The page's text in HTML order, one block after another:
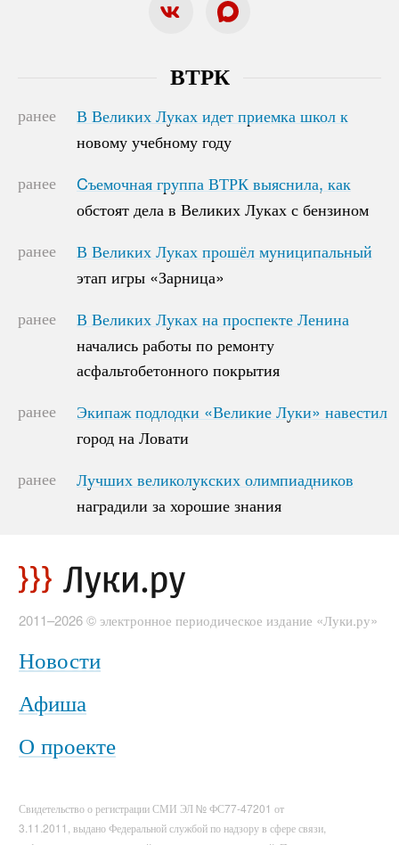
ВТРК
ранее
В Великих Луках идет приемка школ к
новому учебному году
В Великих Луках идет приемка школ к
новому учебному году
ранее
Cъемочная группа ВТРК выяснила, как
обстоят дела в Великих Луках с бензином
Cъемочная группа ВТРК выяснила, как
обстоят дела в Великих Луках с бензином
ранее
В Великих Луках прошёл муниципальный
этап игры «Зарница»
В Великих Луках прошёл муниципальный
этап игры «Зарница»
ранее
В Великих Луках на проспекте Ленина
начались работы по ремонту
асфальтобетонного покрытия
В Великих Луках на проспекте Ленина
начались работы по ремонту
асфальтобетонного покрытия
ранее
Экипаж подлодки «Великие Луки» навестил
город на Ловати
Экипаж подлодки «Великие Луки» навестил
город на Ловати
ранее
Лучших великолукских олимпиадников
наградили за хорошие знания
Лучших великолукских олимпиадников
наградили за хорошие знания
2011–2026 © электронное периодическое издание «Луки.ру»
Новости
Афиша
О проекте
Свидетельство о регистрации СМИ ЭЛ № ФС77-47201 от
3.11.2011, выдано Федеральной службой по надзору в сфере связи,